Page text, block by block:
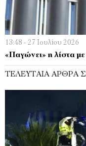
13:48 - 27 Ιουλίου 2026
«Παγώνει» η λίστα
ΤΕΛΕΥΤΑΊΑ ΆΡΘΡΑ